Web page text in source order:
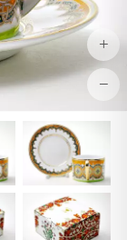
+
−